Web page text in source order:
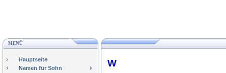
MENÜ
Hauptseite
Namen für Sohn
W